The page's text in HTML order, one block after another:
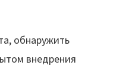
обнаружить
внедрения